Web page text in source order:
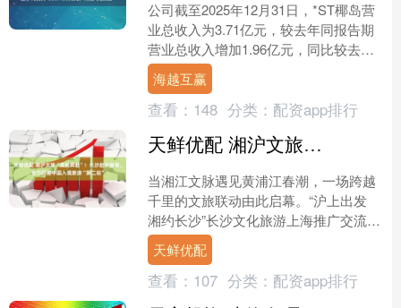
公司截至2025年12月31日，*ST椰岛营
业总收入为3.71亿元，较去年同报告期
营业总收入增加1.96亿元，同比较去年
同期上涨111.87%。截至2025年1....
海越互赢
查看： 148 分类： 配资app排行
天鲜优配 湘沪文旅“双向奔赴”！长沙赴沪邀客，全力打造中国入境旅游“第二站”
当湘江文脉遇见黄浦江春潮，一场跨越
千里的文旅联动由此启幕。“沪上出发
湘约长沙”长沙文化旅游上海推广交流活
动日前举办，以沉浸式体验、多元化推
介，向上海及全球游客....
天鲜优配
查看： 107 分类： 配资app排行